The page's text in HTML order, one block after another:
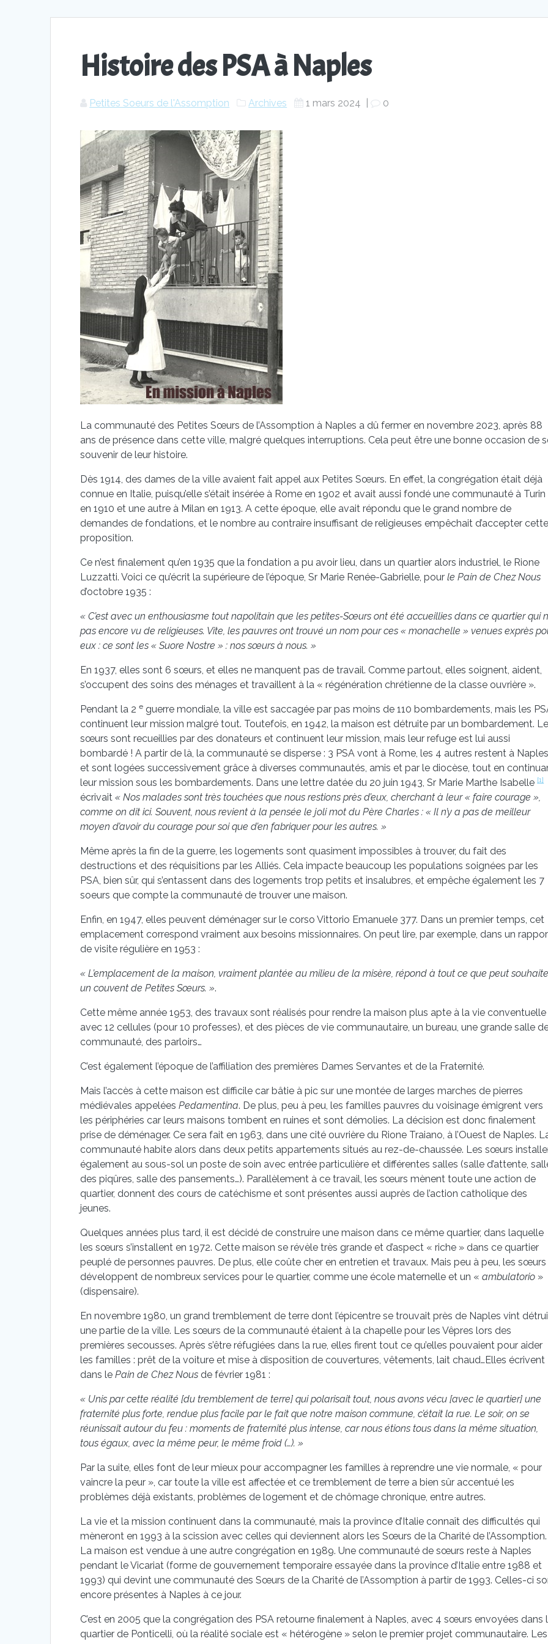
Histoire des PSA à Naples
Petites Soeurs de l'Assomption Archives 1 mars 2024 | 0
La communauté des Petites Sœurs de l’Assomption à Naples a dû fermer en novembre 2023, après 88
ans de présence dans cette ville, malgré quelques interruptions. Cela peut être une bonne occasion de
souvenir de leur histoire.
Dès 1914, des dames de la ville avaient fait appel aux Petites Sœurs. En effet, la congrégation était déjà
connue en Italie, puisqu’elle s’était insérée à Rome en 1902 et avait aussi fondé une communauté à Turin
en 1910 et une autre à Milan en 1913. A cette époque, elle avait répondu que le grand nombre de
demandes de fondations, et le nombre au contraire insuffisant de religieuses empêchait d’accepter cette
proposition.
Ce n’est finalement qu’en 1935 que la fondation a pu avoir lieu, dans un quartier alors industriel, le Rione
Luzzatti. Voici ce qu’écrit la supérieure de l’époque, Sr Marie Renée-Gabrielle, pourle Pain de Chez Nous
d’octobre 1935 :
« C’est avec un enthousiasme tout napolitain que les petites-Sœurs ont été accueillies dans ce quartier qui
pas encore vu de religieuses. Vite, les pauvres ont trouvé un nom pour ces « monachelle » venues exprès
eux : ce sont les « Suore Nostre » : nos sœurs à nous. »
En 1937, elles sont 6 sœurs, et elles ne manquent pas de travail. Comme partout, elles soignent, aident,
s’occupent des soins des ménages et travaillent à la « régénération chrétienne de la classe ouvrière ».
Pendant la 2 e guerre mondiale, la ville est saccagée par pas moins de 110 bombardements, mais les
continuent leur mission malgré tout. Toutefois, en 1942, la maison est détruite par un bombardement.
sœurs sont recueillies par des donateurs et continuent leur mission, mais leur refuge est lui aussi
bombardé ! A partir de là, la communauté se disperse : 3 PSA vont à Rome, les 4 autres restent à Naples
et sont logées successivement grâce à diverses communautés, amis et par le diocèse, tout en
leur mission sous les bombardements. Dans une lettre datée du 20 juin 1943, Sr Marie Marthe Isabelle [1]
écrivait« Nos malades sont très touchées que nous restions près d’eux, cherchant à leur « faire courage »,
comme on dit ici. Souvent, nous revient à la pensée le joli mot du Père Charles : « Il n’y a pas de meilleur
moyen d’avoir du courage pour soi que d’en fabriquer pour les autres. »
Même après la fin de la guerre, les logements sont quasiment impossibles à trouver, du fait des
destructions et des réquisitions par les Alliés. Cela impacte beaucoup les populations soignées par les
PSA, bien sûr, qui s’entassent dans des logements trop petits et insalubres, et empêche également les 7
soeurs que compte la communauté de trouver une maison.
Enfin, en 1947, elles peuvent déménager sur le corso Vittorio Emanuele 377. Dans un premier temps, cet
emplacement correspond vraiment aux besoins missionnaires. On peut lire, par exemple, dans un
de visite régulière en 1953 :
« L’emplacement de la maison, vraiment plantée au milieu de la misère, répond à tout ce que peut
un couvent de Petites Sœurs. ».
Cette même année 1953, des travaux sont réalisés pour rendre la maison plus apte à la vie conventuelle
avec 12 cellules (pour 10 professes), et des pièces de vie communautaire, un bureau, une grande salle
communauté, des parloirs…
C’est également l’époque de l’affiliation des premières Dames Servantes et de la Fraternité.
Mais l’accès à cette maison est difficile car bâtie à pic sur une montée de larges marches de pierres
médiévales appeléesPedamentina. De plus, peu à peu, les familles pauvres du voisinage émigrent vers
les périphéries car leurs maisons tombent en ruines et sont démolies. La décision est donc finalement
prise de déménager. Ce sera fait en 1963, dans une cité ouvrière du Rione Traiano, à l’Ouest de Naples.
communauté habite alors dans deux petits appartements situés au rez-de-chaussée. Les sœurs
également au sous-sol un poste de soin avec entrée particulière et différentes salles (salle d’attente,
des piqûres, salle des pansements…). Parallèlement à ce travail, les sœurs mènent toute une action de
quartier, donnent des cours de catéchisme et sont présentes aussi auprès de l’action catholique des
jeunes.
Quelques années plus tard, il est décidé de construire une maison dans ce même quartier, dans laquelle
les sœurs s’installent en 1972. Cette maison se révèle très grande et d’aspect « riche » dans ce quartier
peuplé de personnes pauvres. De plus, elle coûte cher en entretien et travaux. Mais peu à peu, les
développent de nombreux services pour le quartier, comme une école maternelle et un «ambulatorio »
(dispensaire).
En novembre 1980, un grand tremblement de terre dont l’épicentre se trouvait près de Naples vint
une partie de la ville. Les sœurs de la communauté étaient à la chapelle pour les Vêpres lors des
premières secousses. Après s’être réfugiées dans la rue, elles firent tout ce qu’elles pouvaient pour aider
les familles : prêt de la voiture et mise à disposition de couvertures, vêtements, lait chaud…Elles écrivent
dans lePain de Chez Nous de février 1981 :
« Unis par cette réalité [du tremblement de terre] qui polarisait tout, nous avons vécu [avec le quartier] une
fraternité plus forte, rendue plus facile par le fait que notre maison commune, c’était la rue. Le soir, on se
réunissait autour du feu : moments de fraternité plus intense, car nous étions tous dans la même situation,
tous égaux, avec la même peur, le même froid (…). »
Par la suite, elles font de leur mieux pour accompagner les familles à reprendre une vie normale, « pour
vaincre la peur », car toute la ville est affectée et ce tremblement de terre a bien sûr accentué les
problèmes déjà existants, problèmes de logement et de chômage chronique, entre autres.
La vie et la mission continuent dans la communauté, mais la province d’Italie connaît des difficultés qui
mèneront en 1993 à la scission avec celles qui deviennent alors les Sœurs de la Charité de l’Assomption.
La maison est vendue à une autre congrégation en 1989. Une communauté de sœurs reste à Naples
pendant le Vicariat (forme de gouvernement temporaire essayée dans la province d’Italie entre 1988 et
1993) qui devint une communauté des Sœurs de la Charité de l’Assomption à partir de 1993. Celles-ci
encore présentes à Naples à ce jour.
C’est en 2005 que la congrégation des PSA retourne finalement à Naples, avec 4 sœurs envoyées dans
quartier de Ponticelli, où la réalité sociale est « hétérogène » selon le premier projet communautaire. Les